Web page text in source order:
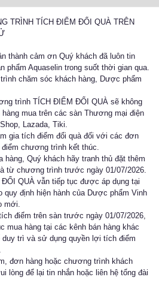
TRÌNH TÍCH ĐIỂM ĐỔI QUÀ TRÊN
thành cảm ơn Quý khách đã luôn tin
phẩm Aquaselin trong suốt thời gian qua.
chăm sóc khách hàng, Dược phẩm
trình TÍCH ĐIỂM ĐỔI QUÀ sẽ không
mua trên các sàn Thương mại điện
Lazada, Tiki.
gia tích điểm đổi quà đối với các đơn
chương trình kết thúc.
hàng, Quý khách hãy tranh thủ đặt thêm
từ chương trình trước ngày 01/07/2026.
QUÀ vẫn tiếp tục được áp dụng tại
quy định hiện hành của Dược phẩm Vinh
mới.
điểm trên sàn trước ngày 01/07/2026,
mua hàng tại các kênh bán hàng khác
trì và sử dụng quyền lợi tích điểm
đơn hàng hoặc chương trình khách
lòng để lại tin nhắn hoặc liên hệ tổng đài